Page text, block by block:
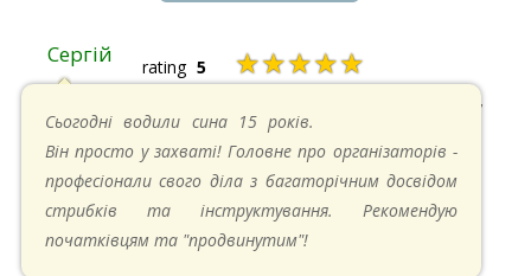
Сергій rating 5 ★★★★★
20.04.2025 в 17:07
Сьогодні водили сина 15 років.
Він просто у захваті! Головне про організаторів -
професіонали свого діла з багаторічним досвідом
стрибків та інструктування. Рекомендую
початківцям та "продвинутим"!